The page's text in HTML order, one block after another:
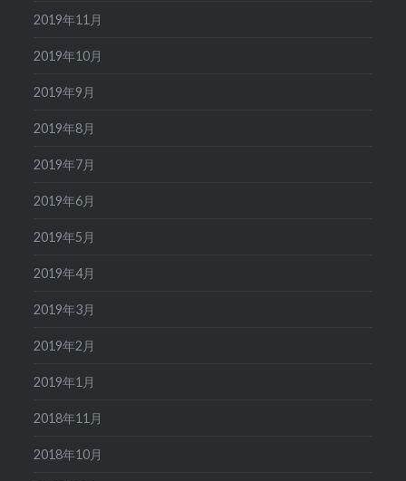
2019年11月
2019年10月
2019年9月
2019年8月
2019年7月
2019年6月
2019年5月
2019年4月
2019年3月
2019年2月
2019年1月
2018年11月
2018年10月